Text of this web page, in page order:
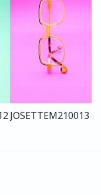
JOSETTEM210013